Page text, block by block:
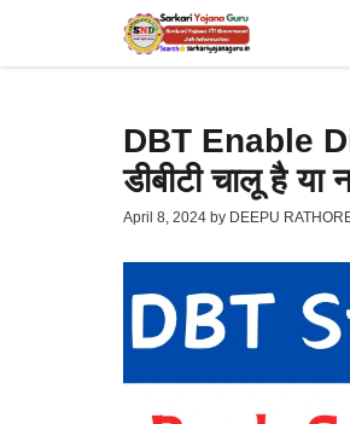
DBT Enable
डीबीटी चालू है
April 8, 2024 by DEEPU